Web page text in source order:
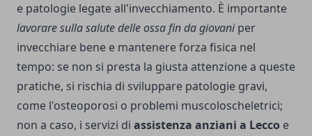
e patologie legate all'invecchiamento. È importante
lavorare sulla salute delle ossa fin da giovaniper
invecchiare bene e mantenere forza fisica nel
tempo: se non si presta la giusta attenzione a queste
pratiche, si rischia di sviluppare patologie gravi,
come l'osteoporosi o problemi muscoloscheletrici;
non a caso, i servizi di assistenza anziani a Lecco e